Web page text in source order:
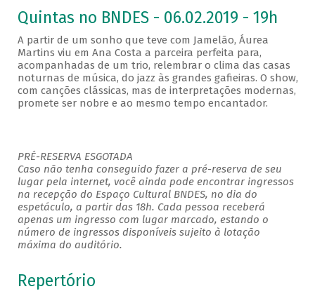
Quintas no BNDES - 06.02.2019 - 19h
A partir de um sonho que teve com Jamelão, Áurea
Martins viu em Ana Costa a parceira perfeita para,
acompanhadas de um trio, relembrar o clima das casas
noturnas de música, do jazz às grandes gafieiras. O show,
com canções clássicas, mas de interpretações modernas,
promete ser nobre e ao mesmo tempo encantador.
PRÉ-RESERVA ESGOTADA
Caso não tenha conseguido fazer a pré-reserva de seu
lugar pela internet, você ainda pode encontrar ingressos
na recepção do Espaço Cultural BNDES, no dia do
espetáculo, a partir das 18h. Cada pessoa receberá
apenas um ingresso com lugar marcado, estando o
número de ingressos disponíveis sujeito à lotação
máxima do auditório.
Repertório